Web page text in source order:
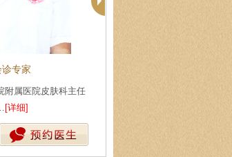
肤科主任
医院皮肤科主任，从
[详细]